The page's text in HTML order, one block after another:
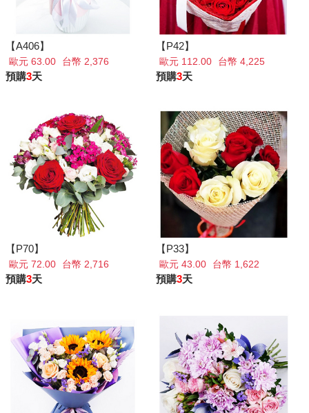
【A406】
歐元 63.00 台幣 2,376
預購3天
【P42】
歐元 112.00 台幣 4,225
預購3天
【P70】
歐元 72.00 台幣 2,716
預購3天
【P33】
歐元 43.00 台幣 1,622
預購3天